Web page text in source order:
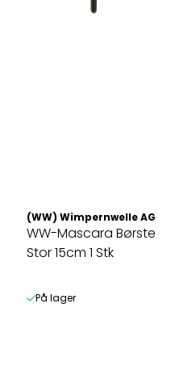
(WW) Wimpernwelle AG
WW-Mascara Børste
Stor 15cm 1 Stk
På lager